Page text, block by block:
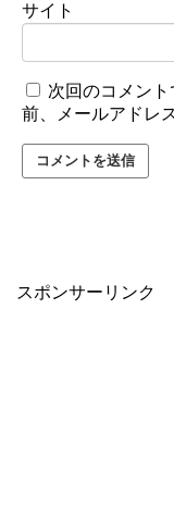
サイト
次回のコメン
前、メールアドレ
スポンサーリンク